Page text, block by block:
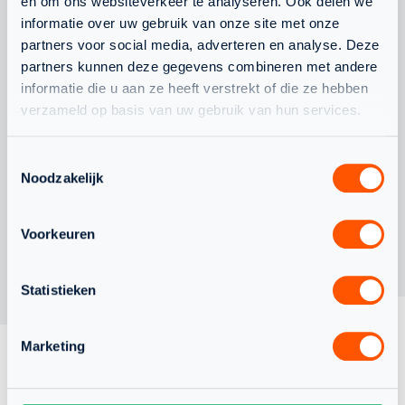
informatie over uw gebruik van onze site met onze
partners voor social media, adverteren en analyse. Deze
partners kunnen deze gegevens combineren met andere
informatie die u aan ze heeft verstrekt of die ze hebben
verzameld op basis van uw gebruik van hun services.
Noodzakelijk
Voorkeuren
Statistieken
Marketing
ERVARING VOOR
NEDERLANDS TEAM
ONDER 19